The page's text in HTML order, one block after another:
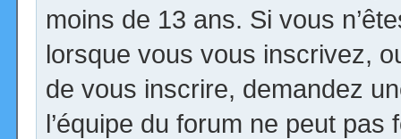
moins de 13 ans. Si vous
lorsque vous vous inscrivez,
de vous inscrire, demandez
l’équipe du forum ne peut